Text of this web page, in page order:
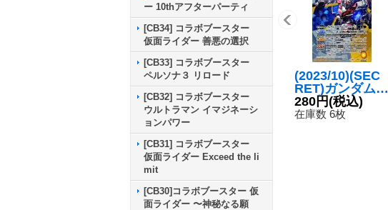
ー 10thアフターパーティ
[CB34] コラボブースター
仮面ライダー 善悪の選択
[CB33] コラボブースター
ペルソナ３ リロード
[CB32] コラボブースター
ウルトラマン イマジネーシ
ョンパワー
[CB31] コラボブースター
仮面ライダー Exceed the li
mit
[CB30]コラボブースター 仮
面ライダー 〜神秘なる願
(2023/10)(SEC
RET)ガンダム・
ルブリス[ビット
オンフォーム]
280円(税込)
在庫数 6枚